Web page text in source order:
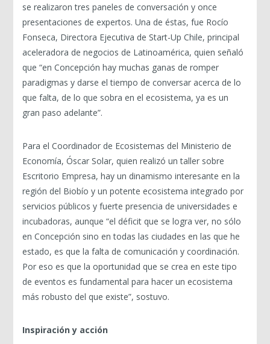
se realizaron tres paneles de conversación y once
presentaciones de expertos. Una de éstas, fue Rocío
Fonseca, Directora Ejecutiva de Start-Up Chile, principal
aceleradora de negocios de Latinoamérica, quien señaló
que “en Concepción hay muchas ganas de romper
paradigmas y darse el tiempo de conversar acerca de lo
que falta, de lo que sobra en el ecosistema, ya es un
gran paso adelante”.
Para el Coordinador de Ecosistemas del Ministerio de
Economía, Óscar Solar, quien realizó un taller sobre
Escritorio Empresa, hay un dinamismo interesante en la
región del Biobío y un potente ecosistema integrado por
servicios públicos y fuerte presencia de universidades e
incubadoras, aunque “el déficit que se logra ver, no sólo
en Concepción sino en todas las ciudades en las que he
estado, es que la falta de comunicación y coordinación.
Por eso es que la oportunidad que se crea en este tipo
de eventos es fundamental para hacer un ecosistema
más robusto del que existe”, sostuvo.
Inspiración y acción